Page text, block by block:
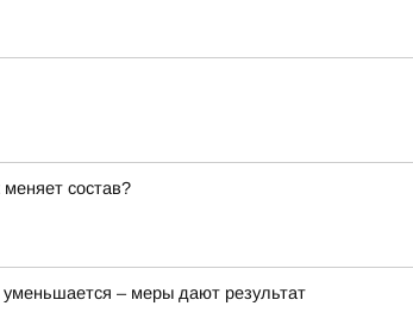
состав?
– меры дают результат